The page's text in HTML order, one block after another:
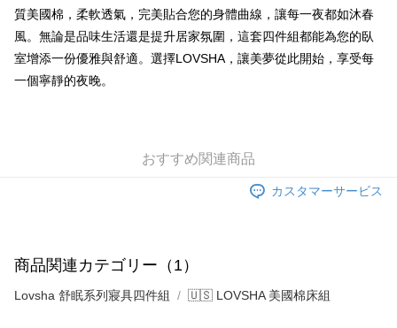
配送方法
宅配
質美國棉，柔軟透氣，完美貼合您的身體曲線，讓每一夜都如沐春
風。無論是品味生活還是提升居家氛圍，這套四件組都能為您的臥
室增添一份優雅與舒適。選擇LOVSHA，讓美夢從此開始，享受每
一個寧靜的夜晚。
おすすめ関連商品
カスタマーサービス
商品関連カテゴリー（1）
Lovsha 舒眠系列寢具四件組 🇺🇸 LOVSHA 美國棉床組